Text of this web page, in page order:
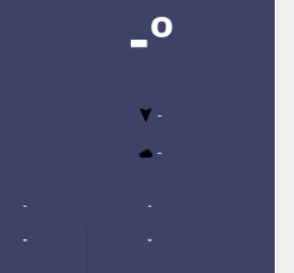
-º
-
-
-
-
-
-